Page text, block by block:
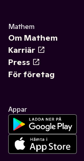
Mathem
Om Mathem
Karriär
Press
För företag
Appar